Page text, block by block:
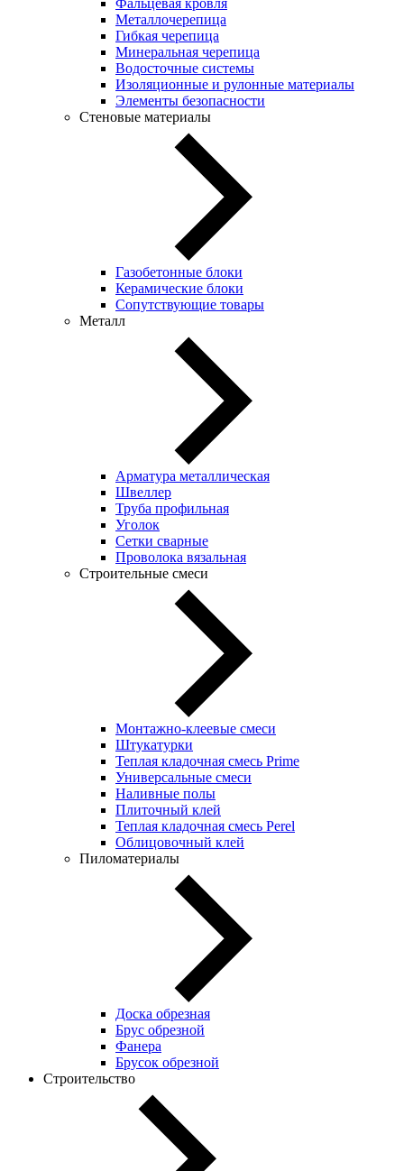
Металлочерепица
Гибкая черепица
Минеральная черепица
Водосточные системы
Изоляционные и рулонные материалы
Элементы безопасности
Стеновые материалы
Газобетонные блоки
Керамические блоки
Сопутствующие товары
Металл
Арматура металлическая
Швеллер
Труба профильная
Уголок
Сетки сварные
Проволока вязальная
Строительные смеси
Монтажно-клеевые смеси
Штукатурки
Теплая кладочная смесь Prime
Универсальные смеси
Наливные полы
Плиточный клей
Теплая кладочная смесь Perel
Облицовочный клей
Пиломатериалы
Доска обрезная
Брус обрезной
Фанера
Брусок обрезной
Строительство